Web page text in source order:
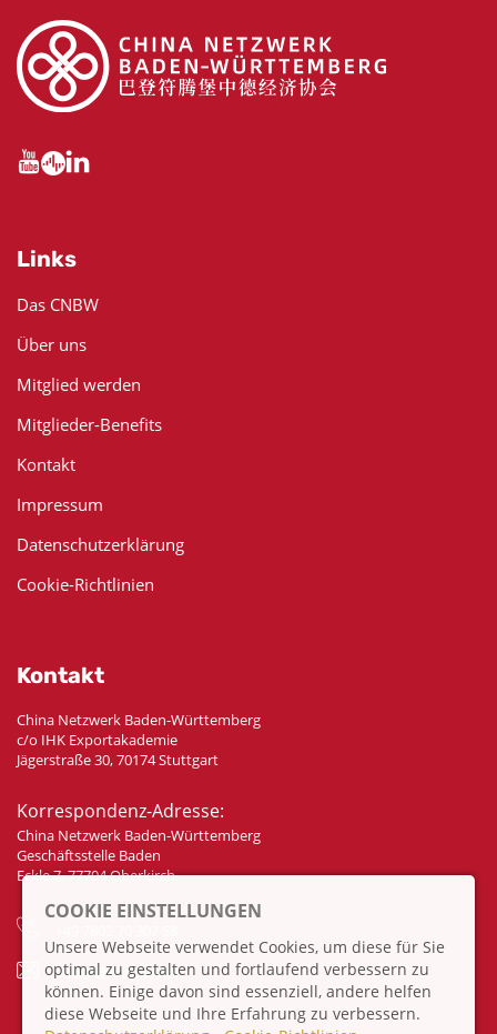
Links
Das CNBW
Über uns
Mitglied werden
Mitglieder-Benefits
Kontakt
Impressum
Datenschutzerklärung
Cookie-Richtlinien
Kontakt
China Netzwerk Baden-Württemberg
c/o IHK Exportakademie
Jägerstraße 30, 70174 Stuttgart
Korrespondenz-Adresse:
China Netzwerk Baden-Württemberg
Geschäftsstelle Baden
Eckle 7, 77704 Oberkirch
info@china-bw.net
COOKIE EINSTELLUNGEN
Unsere Webseite verwendet Cookies, um diese für Sie
optimal zu gestalten und fortlaufend verbessern zu
können. Einige davon sind essenziell, andere helfen
diese Webseite und Ihre Erfahrung zu verbessern.